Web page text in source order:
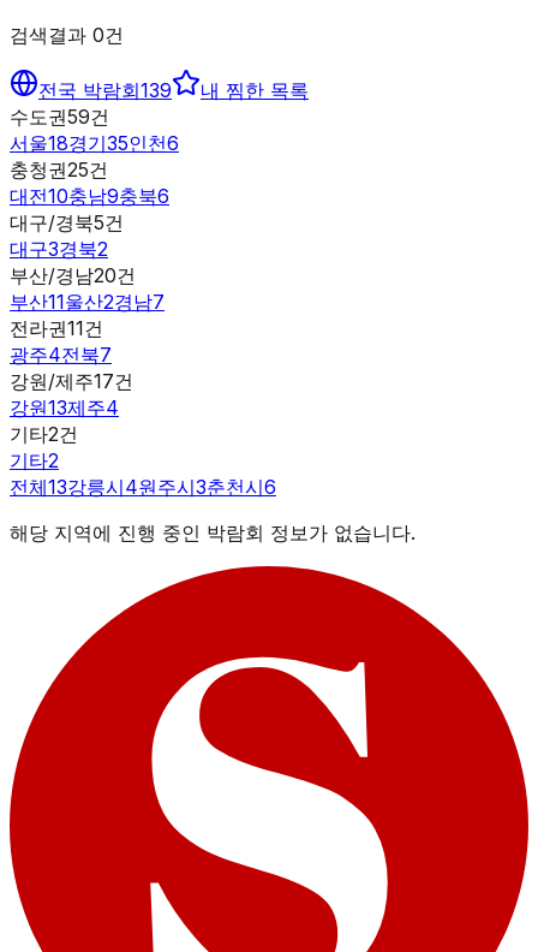
검색결과 0건
전국 박람회139
내 찜한 목록
수도권59건
서울18경기35인천6
충청권25건
대전10충남9충북6
대구/경북5건
대구3경북2
부산/경남20건
부산11울산2경남7
전라권11건
광주4전북7
강원/제주17건
강원13제주4
기타2건
기타2
전체13강릉시4원주시3춘천시6
해당 지역에 진행 중인 박람회 정보가 없습니다.